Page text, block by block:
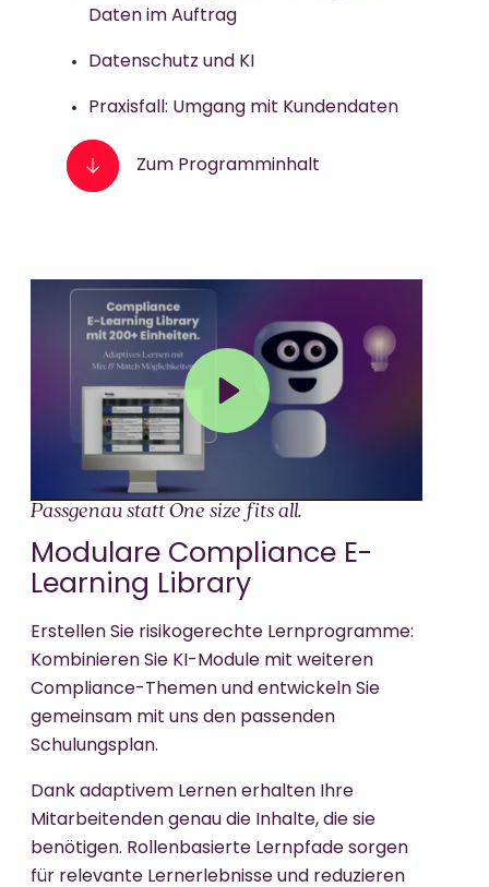
Daten im Auftrag
Datenschutz und KI
Praxisfall: Umgang mit Kundendaten
Zum Programminhalt
Passgenau statt One size fits all.
Modulare Compliance E-
Learning Library
Erstellen Sie risikogerechte Lernprogramme:
Kombinieren Sie KI-Module mit weiteren
Compliance-Themen und entwickeln Sie
gemeinsam mit uns den passenden
Schulungsplan.
Dank adaptivem Lernen erhalten Ihre
Mitarbeitenden genau die Inhalte, die sie
benötigen. Rollenbasierte Lernpfade sorgen
für relevante Lernerlebnisse und reduzieren
Play